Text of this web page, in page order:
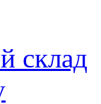
склад